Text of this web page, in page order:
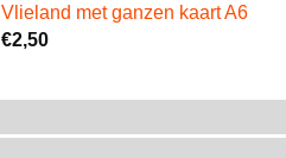
Vlieland met ganzen kaart A6
€2,50